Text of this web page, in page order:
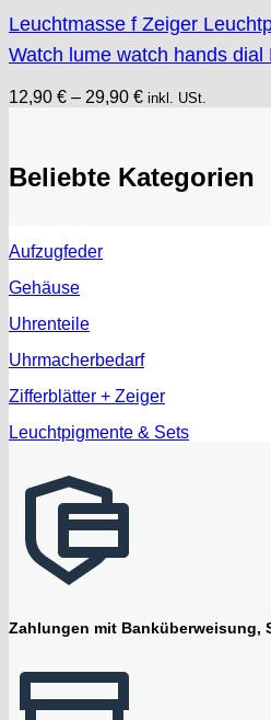
Leuchtmasse f Zeiger
Watch lume watch hands dial
12,90 € – 29,90 € inkl. USt.
Beliebte Kategorien
Aufzugfeder
Gehäuse
Uhrenteile
Uhrmacherbedarf
Zifferblätter + Zeiger
Leuchtpigmente & Sets
Zahlungen mit Banküberweisung,